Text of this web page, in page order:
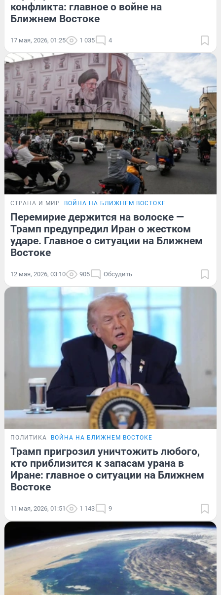
конфликта: главное о войне на
Ближнем Востоке
17 мая, 2026, 01:25 1 035 4
СТРАНА И МИР ВОЙНА НА БЛИЖНЕМ ВОСТОКЕ
Перемирие держится на волоске —
Трамп предупредил Иран о жестком
ударе. Главное о ситуации на Ближнем
Востоке
12 мая, 2026, 03:10 905 Обсудить
ПОЛИТИКА ВОЙНА НА БЛИЖНЕМ ВОСТОКЕ
Трамп пригрозил уничтожить любого,
кто приблизится к запасам урана в
Иране: главное о ситуации на Ближнем
Востоке
11 мая, 2026, 01:51 1 143 9